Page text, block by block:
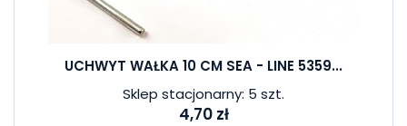
UCHWYT WAŁKA 10 CM SEA - LINE 5359...
Sklep stacjonarny: 5 szt.
4,70 zł